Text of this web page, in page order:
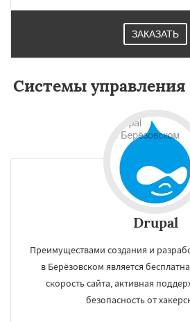
Работаем по
Верхний Тагил
Верхняя Салда
Верхотурье
Волчанск
Ивдель Ирбит
Камышлов
Красноуральск
Михайловск Невьянск Нижние
Нижний Тагил Нижняя Салда
Новая Ляля
Первоуральск
Полевской Ревда
Реж
Североуральск Серов
ЗАКАЗАТЬ
Системы управления
Drupal
Преимуществами создания и
в Берёзовском является
скорость сайта, активная
безопасность от
Даю согласие на обработку